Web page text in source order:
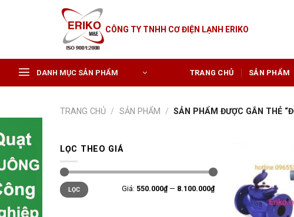
CÔNG TY TNHH CƠ ĐIỆN LẠNH ERIKO
DANH MỤC SẢN PHẨM TRANG CHỦ SẢN PHẨM
TRANG CHỦ / SẢN PHẨM / SẢN PHẨM ĐƯỢC GẮN THẺ
LỌC THEO GIÁ
Giá
tối
thiểu
Giá
tối
đa
LỌC Giá: 550.000₫— 8.100.000₫